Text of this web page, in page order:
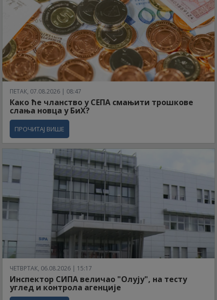
ПЕТАК, 07.08.2026 | 08:47
Како ће чланство у СЕПА смањити трошкове
слања новца у БиХ?
ПРОЧИТАЈ ВИШЕ
ЧЕТВРТАК, 06.08.2026 | 15:17
Инспектор СИПА величао "Олују", на тесту
углед и контрола агенције